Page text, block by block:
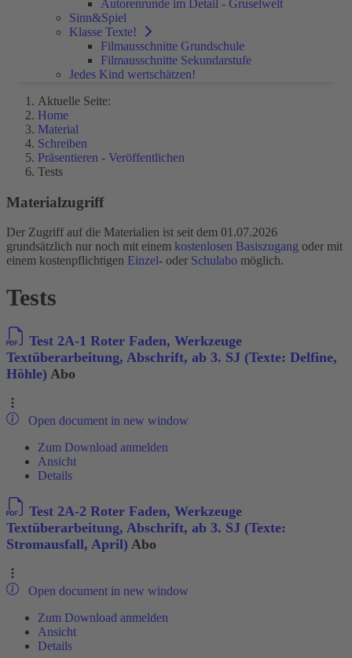
Autorenrunde im Detail - Gruselwelt
Sinn&Spiel
Klasse Texte!
Filmausschnitte Grundschule
Filmausschnitte Sekundarstufe
Jedes Kind wertschätzen!
Aktuelle Seite:
Home
Material
Schreiben
Präsentieren - Veröffentlichen
Tests
Materialzugriff
Der Zugriff auf die Materialien ist seit dem 01.07.2026
grundsätzlich nur noch mit einem kostenlosen Basiszugang oder mit
einem kostenpflichtigen Einzel- oder Schulabo möglich.
Tests
Test 2A-1 Roter Faden, Werkzeuge
Textüberarbeitung, Abschrift, ab 3. SJ (Texte: Delfine,
Höhle) Abo
Open document in new window
Zum Download anmelden
Ansicht
Details
Test 2A-2 Roter Faden, Werkzeuge
Textüberarbeitung, Abschrift, ab 3. SJ (Texte:
Stromausfall, April) Abo
Open document in new window
Zum Download anmelden
Ansicht
Details